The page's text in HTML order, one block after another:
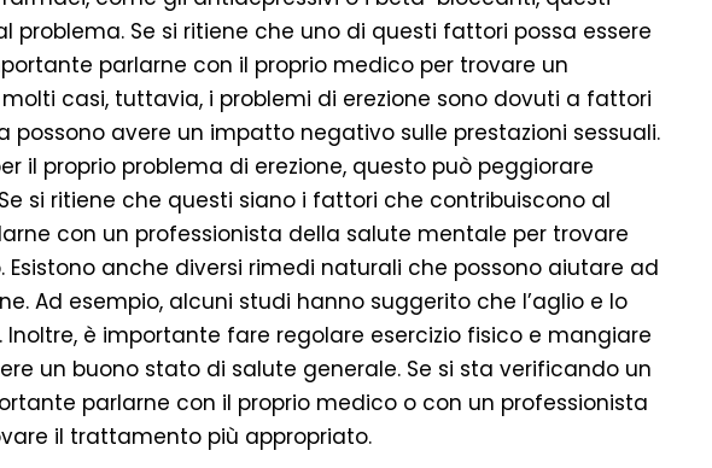
problema. Se si ritiene che uno di questi fattori possa essere
parlarne con il proprio medico per trovare un
casi, tuttavia, i problemi di erezione sono dovuti a fattori
possono avere un impatto negativo sulle prestazioni sessuali.
il proprio problema di erezione, questo può peggiorare
si ritiene che questi siano i fattori che contribuiscono al
con un professionista della salute mentale per trovare
anche diversi rimedi naturali che possono aiutare ad
Ad esempio, alcuni studi hanno suggerito che l’aglio e lo
Inoltre, è importante fare regolare esercizio fisico e mangiare
un buono stato di salute generale. Se si sta verificando un
parlarne con il proprio medico o con un professionista
il trattamento più appropriato.